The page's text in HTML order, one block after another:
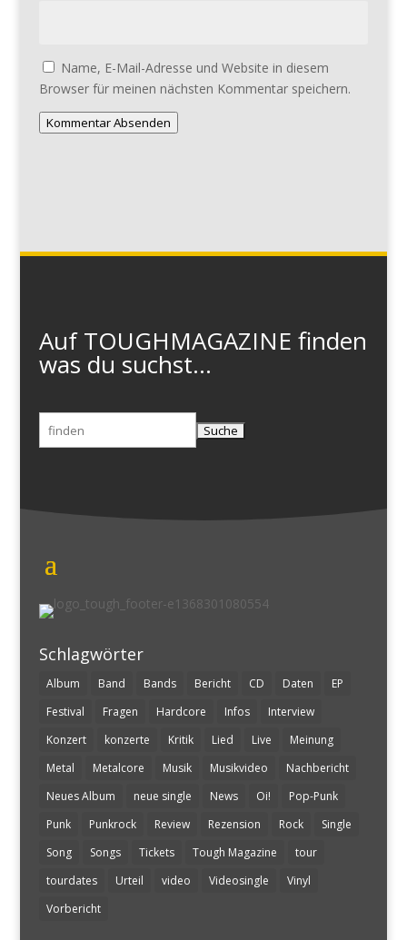
Name, E-Mail-Adresse und Website in diesem
Browser für meinen nächsten Kommentar speichern.
Kommentar Absenden
Auf TOUGHMAGAZINE finden
was du suchst...
Suchen
nach:
Schlagwörter
Album Band Bands Bericht CD Daten
EP
Festival
Fragen Hardcore Infos
Interview
Konzert
konzerte Kritik Lied Live
Meinung
Metal
Metalcore Musik Musikvideo
Nachbericht
Neues Album
neue single News Oi!
Pop-Punk
Punk
Punkrock Review Rezension Rock
Single
Song
Songs Tickets Tough Magazine
tour
tourdates
Urteil video Videosingle
Vinyl
Vorbericht